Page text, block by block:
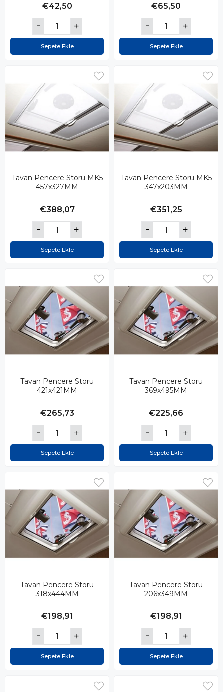
€42,50
Sepete Ekle
€65,50
Sepete Ekle
Tavan Pencere Storu MK5
457x327MM
€388,07
Sepete Ekle
Tavan Pencere Storu MK5
347x203MM
€351,25
Sepete Ekle
Tavan Pencere Storu
421x421MM
€265,73
Sepete Ekle
Tavan Pencere Storu
369x495MM
€225,66
Sepete Ekle
Tavan Pencere Storu
318x444MM
€198,91
Sepete Ekle
Tavan Pencere Storu
206x349MM
€198,91
Sepete Ekle